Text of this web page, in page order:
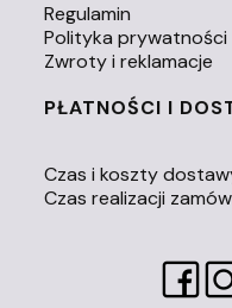
Regulamin
Polityka prywatności
Zwroty i reklamacje
PŁATNOŚCI I
Czas i koszty
Czas realizacji